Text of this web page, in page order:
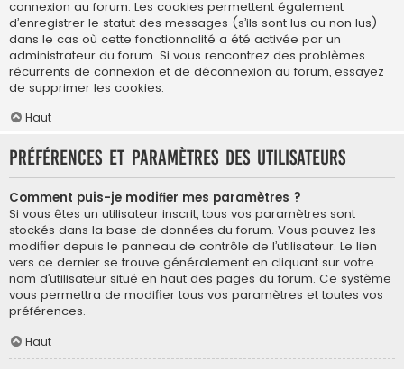
connexion au forum. Les cookies permettent également
d’enregistrer le statut des messages (s’ils sont lus ou non lus)
dans le cas où cette fonctionnalité a été activée par un
administrateur du forum. Si vous rencontrez des problèmes
récurrents de connexion et de déconnexion au forum, essayez
de supprimer les cookies.
Haut
Préférences et paramètres des utilisateurs
Comment puis-je modifier mes paramètres ?
Si vous êtes un utilisateur inscrit, tous vos paramètres sont
stockés dans la base de données du forum. Vous pouvez les
modifier depuis le panneau de contrôle de l’utilisateur. Le lien
vers ce dernier se trouve généralement en cliquant sur votre
nom d’utilisateur situé en haut des pages du forum. Ce système
vous permettra de modifier tous vos paramètres et toutes vos
préférences.
Haut